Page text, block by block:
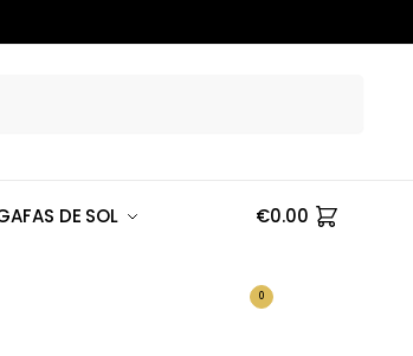
DE SOL €0.00
0